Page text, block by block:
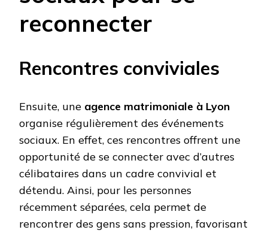
reconnecter
Rencontres conviviales
Ensuite, une agence matrimoniale à Lyon
organise régulièrement des événements
sociaux. En effet, ces rencontres offrent une
opportunité de se connecter avec d’autres
célibataires dans un cadre convivial et
détendu. Ainsi, pour les personnes
récemment séparées, cela permet de
rencontrer des gens sans pression, favorisant